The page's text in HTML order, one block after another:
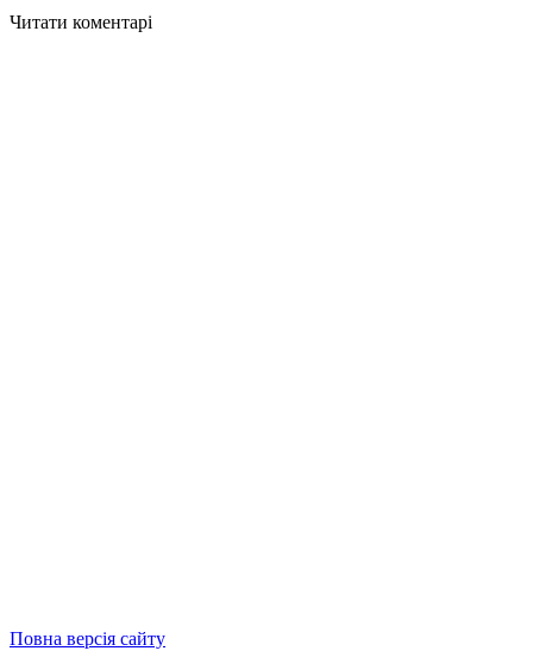
Читати коментарі
Повна версія сайту